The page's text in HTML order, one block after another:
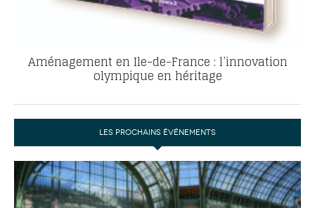
Aménagement en Ile-de-France : l’innovation
olympique en héritage
LES PROCHAINS ÉVÉNEMENTS